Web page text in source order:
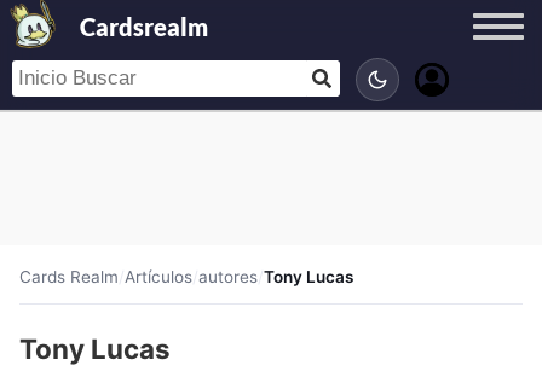
Cardsrealm
Cards Realm/Artículos/autores/Tony Lucas
Tony Lucas